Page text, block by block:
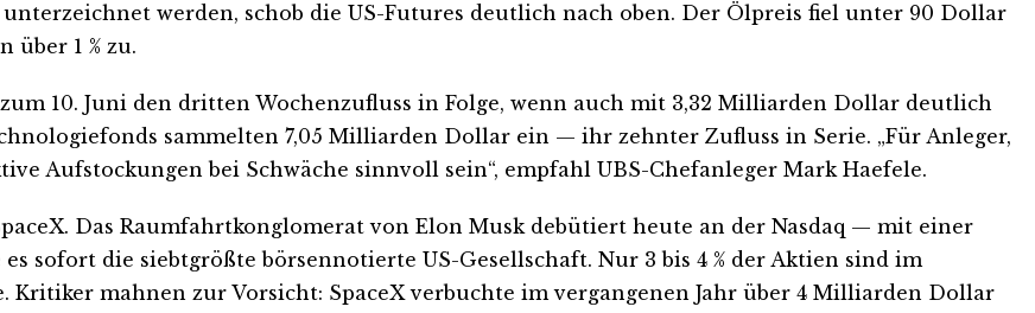
werden, schob die US-Futures deutlich nach oben. Der Ölpreis fiel unter 90 Dollar
1 % zu.
10. Juni den dritten Wochenzufluss in Folge, wenn auch mit 3,32 Milliarden Dollar deutlich
sammelten 7,05 Milliarden Dollar ein — ihr zehnter Zufluss in Serie. „Für Anleger,
Aufstockungen bei Schwäche sinnvoll sein“, empfahl UBS-Chefanleger Mark Haefele.
Das Raumfahrtkonglomerat von Elon Musk debütiert heute an der Nasdaq — mit einer
sofort die siebtgrößte börsennotierte US-Gesellschaft. Nur 3 bis 4 % der Aktien sind im
mahnen zur Vorsicht: SpaceX verbuchte im vergangenen Jahr über 4 Milliarden Dollar